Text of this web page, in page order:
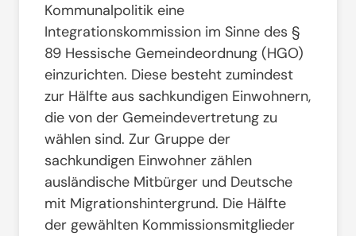
Kommunalpolitik eine
Integrationskommission im Sinne des §
89 Hessische Gemeindeordnung (HGO)
einzurichten. Diese besteht zumindest
zur Hälfte aus sachkundigen Einwohnern,
die von der Gemeindevertretung zu
wählen sind. Zur Gruppe der
sachkundigen Einwohner zählen
ausländische Mitbürger und Deutsche
mit Migrationshintergrund. Die Hälfte
der gewählten Kommissionsmitglieder